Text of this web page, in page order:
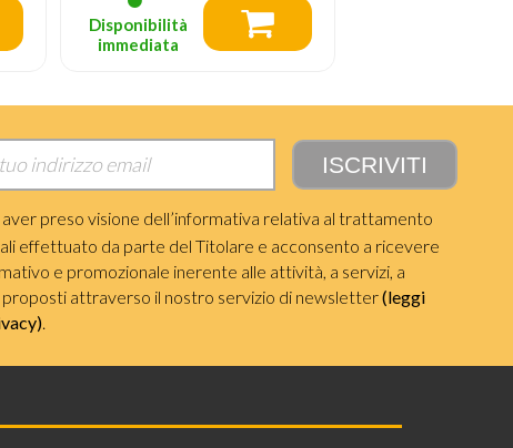
Disponibilità
immediata
preso visione dell’informativa relativa al trattamento
effettuato da parte del Titolare e acconsento a ricevere
e promozionale inerente alle attività, a servizi, a
attraverso il nostro servizio di newsletter(leggi
.